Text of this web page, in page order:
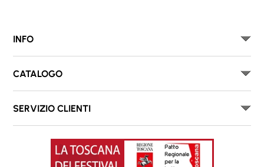
INFO
CATALOGO
SERVIZIO CLIENTI